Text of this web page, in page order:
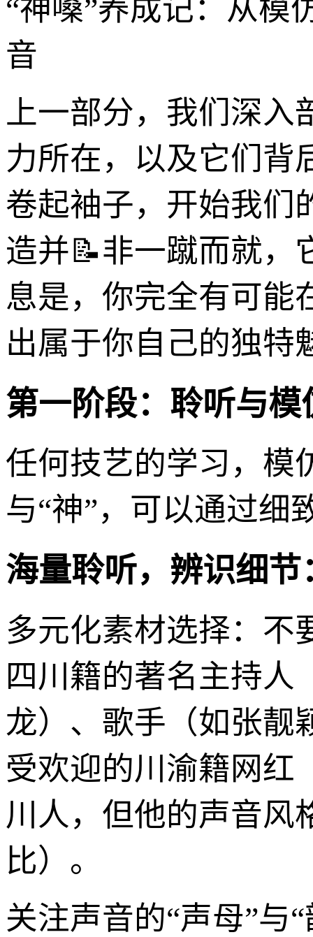
“神嗓”养成记：从模
音
上一部分，我们深入
力所在，以及它们背
卷起袖子，开始我们
造并📝非一蹴而就，
息是，你完全有可能
出属于你自己的独特
第一阶段：聆听与
任何技艺的学习，模
与“神”，可以通过细
海量聆听，辨识细节
多元化素材选择：不
四川籍的著名主持人
龙）、歌手（如张靓
受欢迎的川渝籍网
川人，但他的声音风
比）。
关注声音的“声母”与